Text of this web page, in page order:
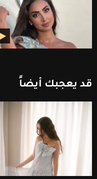
قد يعجبك أيضاً